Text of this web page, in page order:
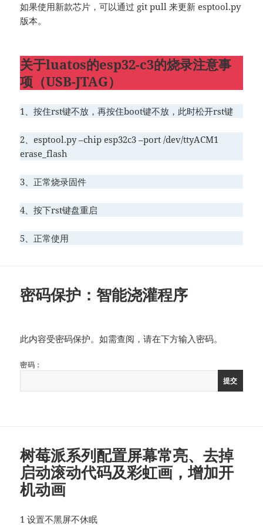
如果使用新款芯片，可以通过 git pull 来更新 esptool.py
版本。
关于luatos的esp32-c3的烧录注意事
项（USB-JTAG）
1、按住rst键不放，再按住boot键不放，此时松开rst键
2、esptool.py –chip esp32c3 –port /dev/ttyACM1
erase_flash
3、正常烧录固件
4、按下rst键盘重启
5、正常使用
密码保护：智能浇灌程序
此内容受密码保护。如需查阅，请在下方输入密码。
密码：
树莓派系列配置屏幕常亮、去掉
启动滚动代码及彩虹画，增加开
机动画
1 设置不黑屏不休眠